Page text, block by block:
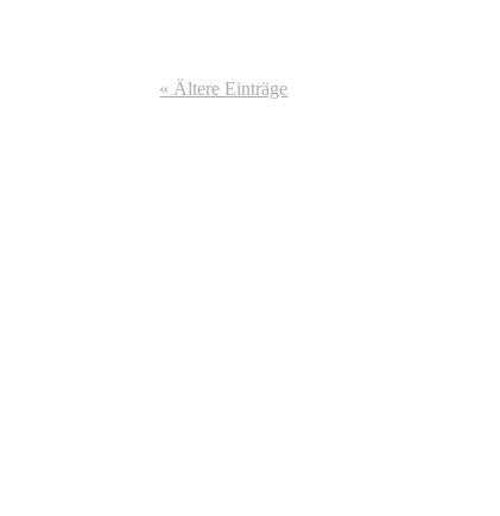
« Ältere Einträge